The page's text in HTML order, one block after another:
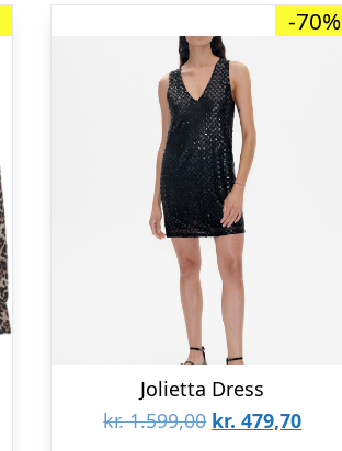
-70%
Jolietta Dress
kr.1.599,00 Den
kr. 479,70Den